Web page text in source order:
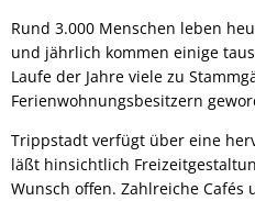
Rund 3.000 Menschen leben
und jährlich kommen einige
Laufe der Jahre viele zu
Ferienwohnungsbesitzern
Trippstadt verfügt über eine
läßt hinsichtlich
Wunsch offen. Zahlreiche